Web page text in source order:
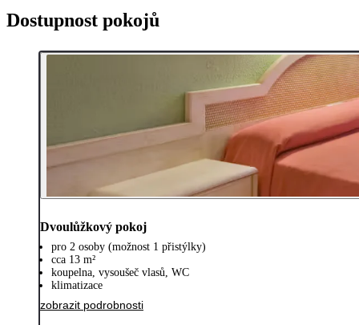
Dostupnost pokojů
Dvoulůžkový pokoj
pro 2 osoby (možnost 1 přistýlky)
cca 13 m²
koupelna, vysoušeč vlasů, WC
klimatizace
zobrazit podrobnosti